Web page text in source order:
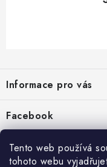
Tento web používá
tohoto webu
p
a
t
Informace pro vás
Obchodní podmínky
Podmínky ochrany
Facebook